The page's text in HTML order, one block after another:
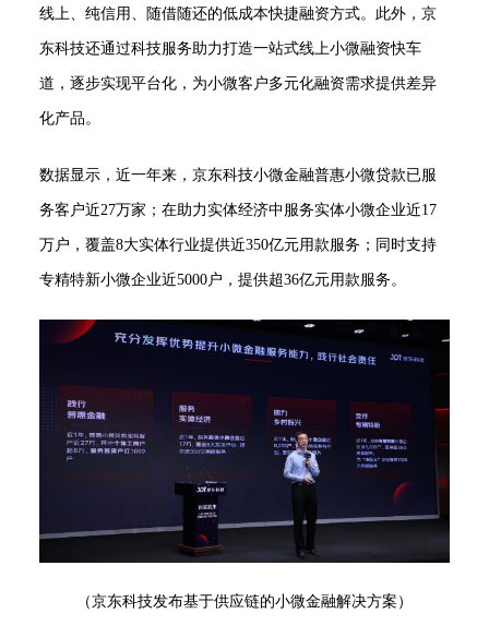
线上、纯信用、随借随还的低成本快捷融资方式。此外，京
东科技还通过科技服务助力打造一站式线上小微融资快车
道，逐步实现平台化，为小微客户多元化融资需求提供差异
化产品。
数据显示，近一年来，京东科技小微金融普惠小微贷款已服
务客户近27万家；在助力实体经济中服务实体小微企业近17
万户，覆盖8大实体行业提供近350亿元用款服务；同时支持
专精特新小微企业近5000户，提供超36亿元用款服务。
（京东科技发布基于供应链的小微金融解决方案）